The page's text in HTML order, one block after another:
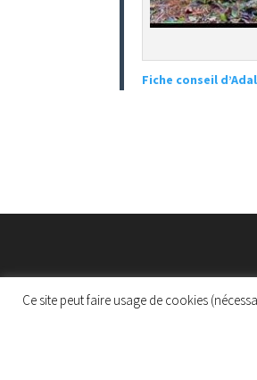
Fiche conseil
Ce site peut faire usage de cookies